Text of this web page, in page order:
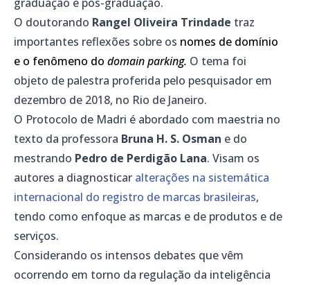
O doutorando Rangel Oliveira Trindade traz
importantes reflexões sobre os nomes de domínio
e o fenômeno do domain parking. O tema foi
objeto de palestra proferida pelo pesquisador em
dezembro de 2018, no Rio de Janeiro.
O Protocolo de Madri é abordado com maestria no
texto da professora Bruna H. S. Osman e do
mestrando Pedro de Perdigão Lana. Visam os
autores a diagnosticar alterações na sistemática
internacional do registro de marcas brasileiras,
tendo como enfoque as marcas e de produtos e de
serviços.
Considerando os intensos debates que vêm
ocorrendo em torno da regulação da inteligência